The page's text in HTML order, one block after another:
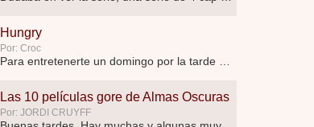
Hungry
Por: Croc
Para entretenerte un domingo por la tarde …
Las 10 películas gore de Almas Oscuras
Por: JORDI CRUYFF